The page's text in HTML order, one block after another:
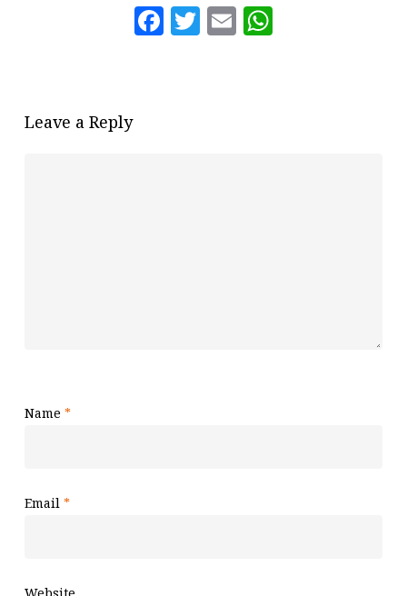
Facebook
Twitter
Email
Leave a Reply
Name *
Email *